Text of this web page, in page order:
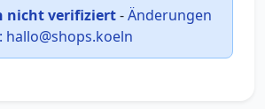
nicht verifiziert-Änderungen
hallo@shops.koeln